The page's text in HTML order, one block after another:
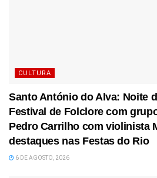
CULTURA
Santo António do Alva: Noite
Festival de Folclore com
Pedro Carrilho com violinista
destaques nas Festas do Rio
6 DE AGOSTO, 2026